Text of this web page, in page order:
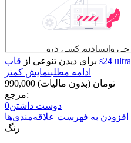
برای دیدن تنوعی از قاب s24 ultra
ادامه مطلبنمایش کمتر
990,000 تومان (بدون مالیات)
مرجع:
دوست داشتن0
افزودن به فهرست علاقه‌مندی‌ها
رنگ